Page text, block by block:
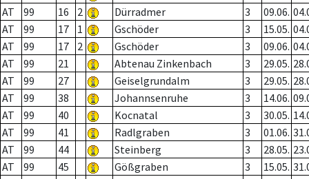
AT
99 16 2 Dürradmer 3 09.06.
AT
99 17 1 Gschöder 3 15.05.
AT
99 17 2 Gschöder 3 09.06.
AT
99 21 Abtenau Zinkenbach 3 29.05.
AT
99 27 Geiselgrundalm 3 29.05.
AT
99 38 Johannsenruhe 3 14.06.
AT
99 40 Kocnatal 3 30.05.
AT
99 41 Radlgraben 3 01.06.
AT
99 44 Steinberg 3 28.05.
AT
99 45 Gößgraben 3 15.05.